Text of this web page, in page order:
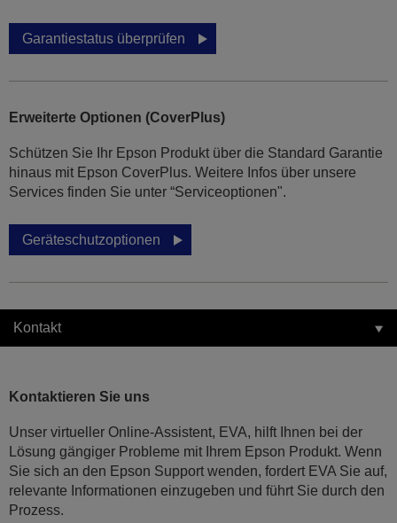
Garantiestatus überprüfen
Erweiterte Optionen (CoverPlus)
Schützen Sie Ihr Epson Produkt über die Standard Garantie
hinaus mit Epson CoverPlus. Weitere Infos über unsere
Services finden Sie unter “Serviceoptionen".
Geräteschutzoptionen
Kontakt
Kontaktieren Sie uns
Unser virtueller Online-Assistent, EVA, hilft Ihnen bei der
Lösung gängiger Probleme mit Ihrem Epson Produkt. Wenn
Sie sich an den Epson Support wenden, fordert EVA Sie auf,
relevante Informationen einzugeben und führt Sie durch den
Prozess.